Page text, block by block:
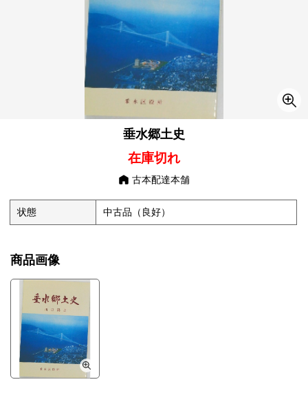
垂水郷土史
在庫切れ
古本配達本舗
状態 中古品（良好）
商品画像